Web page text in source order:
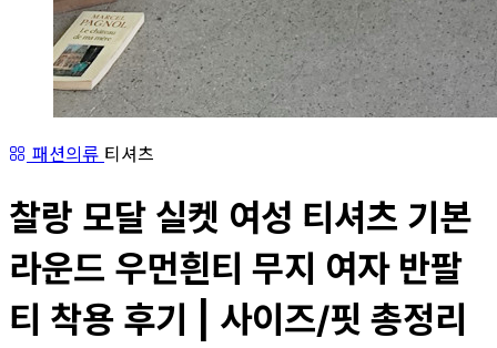
패션의류 티셔츠
찰랑 모달 실켓 여성 티셔츠 기본
라운드 우먼흰티 무지 여자 반팔
티 착용 후기 | 사이즈/핏 총정리